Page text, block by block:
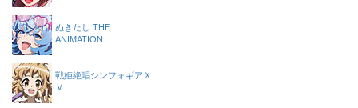
ぬきたし THE
ANIMATION
戦姫絶唱シンフォギアＸ
Ｖ